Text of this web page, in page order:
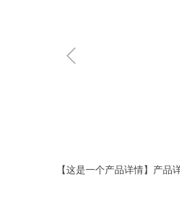
【这是一个产品详情】产品
ꁆ